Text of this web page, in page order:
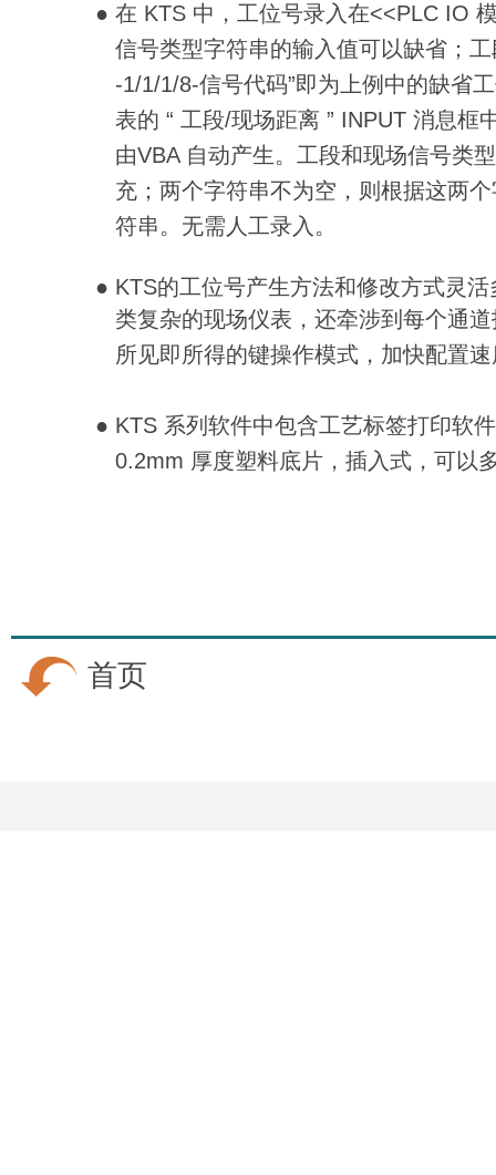
● 在 KTS 中，工位号录入在<<PLC IO
信号类型字符串的输入值可以缺省；工
-1/1/1/8-信号代码”即为上例中的缺省
表的 “ 工段/现场距离 ” INPUT 消息框
由VBA 自动产生。工段和现场信号类
充；两个字符串不为空，则根据这两
符串。无需人工录入。
● KTS的工位号产生方法和修改方式灵
类复杂的现场仪表，还牵涉到每个通
所见即所得的键操作模式，加快配置
● KTS 系列软件中包含工艺标签打印软
0.2mm 厚度塑料底片，插入式，可以
首页